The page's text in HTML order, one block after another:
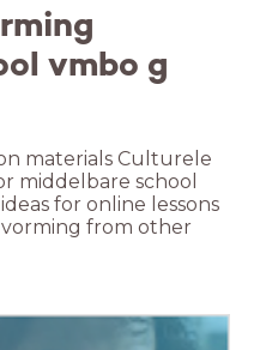
vmbo g
materials Culturele
middelbare school
for online lessons
from other